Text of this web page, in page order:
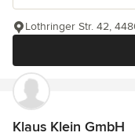
Lothringer Str. 42,
Klaus Klein GmbH